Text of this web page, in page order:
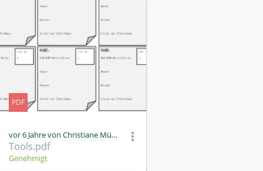
PDF
vor 6 Jahre von Christiane Müller
Tools.pdf
Genehmigt